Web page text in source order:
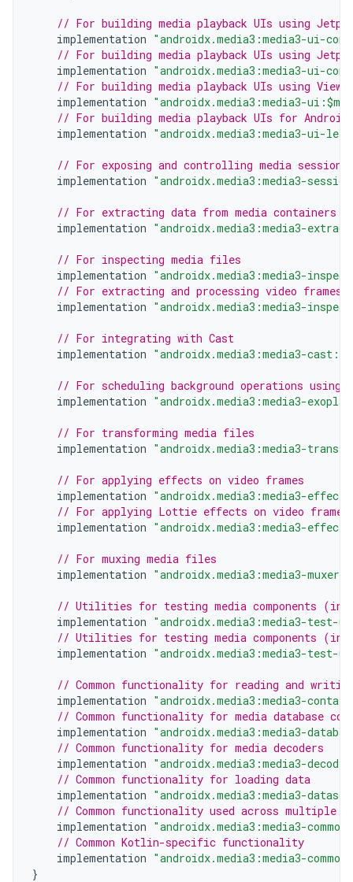
// For building media playback UIs using
implementation "androidx.media3:media3-ui-
// For building media playback UIs using
implementation "androidx.media3:media3-ui-
// For building media playback UIs using Views
implementation "androidx.media3:media3-
// For building media playback UIs for
implementation "androidx.media3:media3-ui-
// For exposing and controlling media sessions
implementation "androidx.media3:media3-
// For extracting data from media containers
implementation "androidx.media3:media3-
// For inspecting media files
implementation "androidx.media3:media3-
// For extracting and processing video frames
implementation "androidx.media3:media3-
// For integrating with Cast
implementation "androidx.media3:media3-
// For scheduling background operations using
implementation "androidx.media3:media3-
// For transforming media files
implementation "androidx.media3:media3-
// For applying effects on video frames
implementation "androidx.media3:media3-
// For applying Lottie effects on video frames
implementation "androidx.media3:media3-
// For muxing media files
implementation "androidx.media3:media3-
// Utilities for testing media components
implementation "androidx.media3:media3-test-
// Utilities for testing media components
implementation "androidx.media3:media3-test-
// Common functionality for reading and
implementation "androidx.media3:media3-
// Common functionality for media database
implementation "androidx.media3:media3-
// Common functionality for media decoders
implementation "androidx.media3:media3-
// Common functionality for loading data
implementation "androidx.media3:media3-
// Common functionality used across multiple
implementation "androidx.media3:media3-
// Common Kotlin-specific functionality
implementation "androidx.media3:media3-
}